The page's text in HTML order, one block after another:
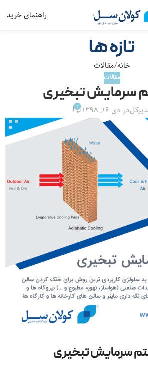
راهنمای خرید
تازه ها
خانه مقالات
مقالات
سرمایش تبخیری
در دی ۱۶, ۱۳۹۸ 0
سرمایش تبخیری